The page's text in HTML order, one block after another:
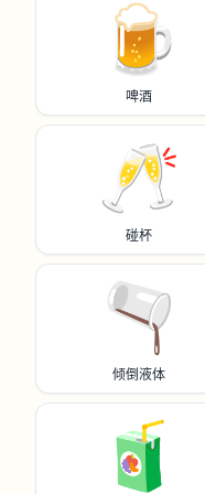
🍺
啤酒
🥂
碰杯
🫗
倾倒液体
🧃